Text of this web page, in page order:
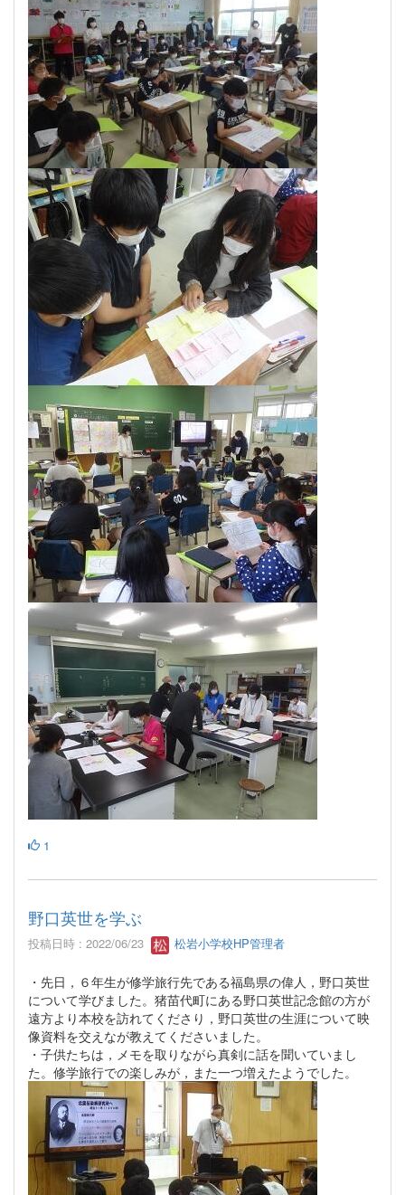
1
野口英世を学ぶ
投稿日時 : 2022/06/23 松岩小学校HP管理者
・先日，６年生が修学旅行先である福島県の偉人，野口英世
について学びました。猪苗代町にある野口英世記念館の方が
遠方より本校を訪れてくださり，野口英世の生涯について映
像資料を交えなが教えてくださいました。
・子供たちは，メモを取りながら真剣に話を聞いていまし
た。修学旅行での楽しみが，また一つ増えたようでした。